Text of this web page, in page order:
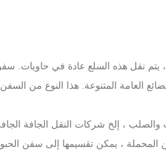
، يتم نقل هذه السلع عادة في حاويات.
العامة المتنوعة. هذا النوع من السفن
والصلب ، إلخ شركات النقل الجافة
المحملة ، يمكن تقسيمها إلى سفن